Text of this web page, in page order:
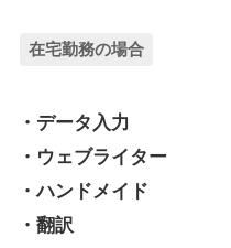
在宅勤務の場合
・データ入力
・ウェブライター
・ハンドメイド
・翻訳